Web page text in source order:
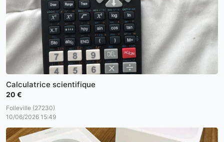
Calculatrice scientifique
20 €
Folleville (27230)
10/06/2026 15:49